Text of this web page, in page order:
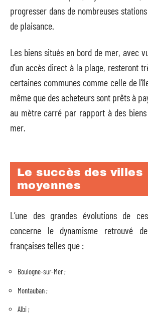
progresser dans de nombreuses
de plaisance.
Les biens situés en bord de mer, avec
d’un accès direct à la plage, resteront
certaines communes comme celle de
même que des acheteurs sont prêts à
au mètre carré par rapport à des
mer.
Le succès des villes
moyennes
L’une des grandes évolutions de
concerne le dynamisme retrouvé
françaises telles que :
Boulogne-sur-Mer ;
Montauban ;
Albi ;